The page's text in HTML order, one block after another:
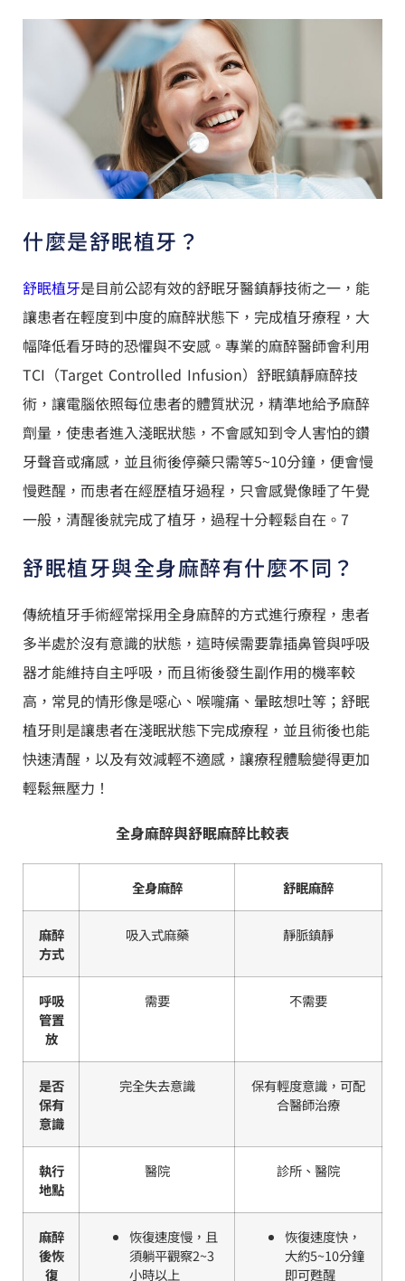
什麼是舒眠植牙？
舒眠植牙是目前公認有效的舒眠牙醫鎮靜技術之一，能
讓患者在輕度到中度的麻醉狀態下，完成植牙療程，大
幅降低看牙時的恐懼與不安感。專業的麻醉醫師會利用
TCI（Target Controlled Infusion）舒眠鎮靜麻醉技
術，讓電腦依照每位患者的體質狀況，精準地給予麻醉
劑量，使患者進入淺眠狀態，不會感知到令人害怕的鑽
牙聲音或痛感，並且術後停藥只需等5~10分鐘，便會慢
慢甦醒，而患者在經歷植牙過程，只會感覺像睡了午覺
一般，清醒後就完成了植牙，過程十分輕鬆自在。7
舒眠植牙與全身麻醉有什麼不同？
傳統植牙手術經常採用全身麻醉的方式進行療程，患者
多半處於沒有意識的狀態，這時候需要靠插鼻管與呼吸
器才能維持自主呼吸，而且術後發生副作用的機率較
高，常見的情形像是噁心、喉嚨痛、暈眩想吐等；舒眠
植牙則是讓患者在淺眠狀態下完成療程，並且術後也能
快速清醒，以及有效減輕不適感，讓療程體驗變得更加
輕鬆無壓力！
全身麻醉與舒眠麻醉比較表
全身麻醉 舒眠麻醉
麻醉
方式
吸入式麻藥 靜脈鎮靜
呼吸
管置
放
需要 不需要
是否
保有
意識
完全失去意識
保有輕度意識，可配
合醫師治療
執行
地點
醫院 診所、醫院
麻醉
後恢
復
恢復速度慢，且
須躺平觀察2~3
小時以上
恢復速度快，
大約5~10分鐘
即可甦醒